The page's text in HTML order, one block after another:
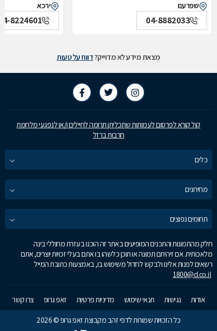
שפרעם
04-8882033
ירכא
8224601
מצאת מידע לא מדוייק?דווח על טעות
קול קורא לפרסום לעמותות שתכליתן תרומה לחיילים ו/או לנפגעי מלחמת
חרבות ברזל
כלים
מחירונים
תחומים נפוצים
חלק מהתמונות והתכנים המופיעים באתר זה הוכנו בעזרת מחוללי בינה
מלאכותית. אם זיהיתם תמונה או תוכן כלשהו בו אתם בעלי זכויות יוצרים, אתם
רשאים לפנות אלינו ולבקש לחדול משימוש בו, באמצעות כתובת המייל
1800@d.co.il
אודות נגישות תנאי שימוש מדיניות פרטיות זאפ גרופ
צרו קשר
כל הזכויות שמורות לדפי זהב מקבוצת זאפ גרופ © 2026